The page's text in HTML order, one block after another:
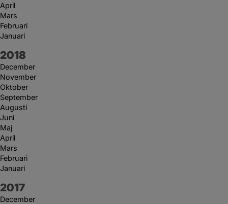
April
Mars
Februari
Januari
År:
2018
December
November
Oktober
September
Augusti
Juni
Maj
April
Mars
Februari
Januari
År:
2017
December